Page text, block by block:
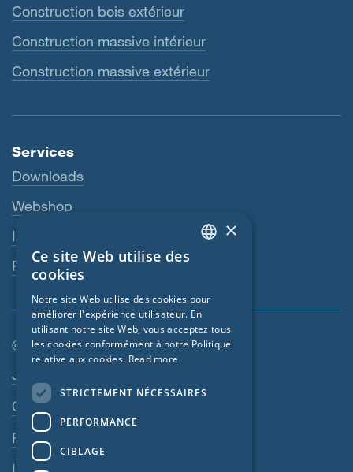
Construction bois extérieur
Construction massive intérieur
Construction massive extérieur
Services
Downloads
Webshop
Interlocuteur
Revendeurs
© SIGA 2026
Jobs
Contact
Règles de confidentialité
ENGLISH
FRENCH
CZECH
LATVIAN
×
Ce site Web utilise des
cookies
Notre site Web utilise des cookies pour
améliorer l'expérience utilisateur. En
utilisant notre site Web, vous acceptez tous
les cookies conformément à notre Politique
relative aux cookies. Read more
STRICTEMENT NÉCESSAIRES
PERFORMANCE
CIBLAGE